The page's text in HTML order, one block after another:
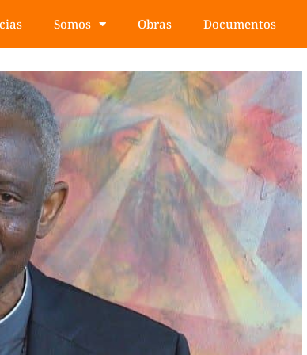
Somos Obras Documentos